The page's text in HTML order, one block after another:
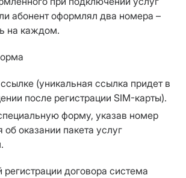
абонент оформлял два номера –
на каждом.
(уникальная ссылка придет в
после регистрации SIM-карты).
форму, указав номер
оказании пакета услуг
договора система